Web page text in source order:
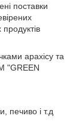
поставки
продуктів
арахісу та
"GREEN
печиво і т.д